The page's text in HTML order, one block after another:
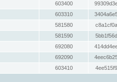
603400
603310
581580
581590
692080
692090
603410